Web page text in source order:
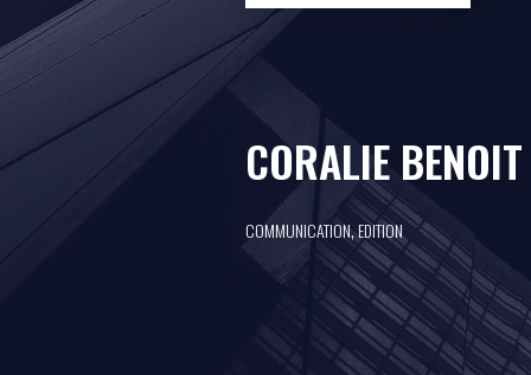
CORALIE BENOIT
COMMUNICATION,EDITION